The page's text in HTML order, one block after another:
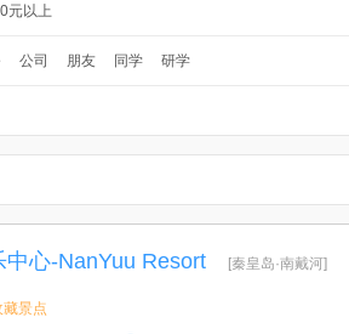
元以上
公司 朋友 同学 研学
心-NanYuu Resort [秦皇岛·南戴河]
藏景点